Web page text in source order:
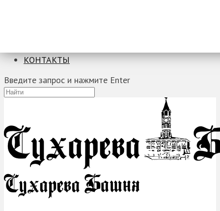
КОНТАКТЫ
Введите запрос и нажмите Enter